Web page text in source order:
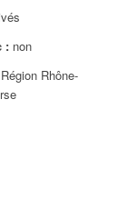
:non
Rhône-